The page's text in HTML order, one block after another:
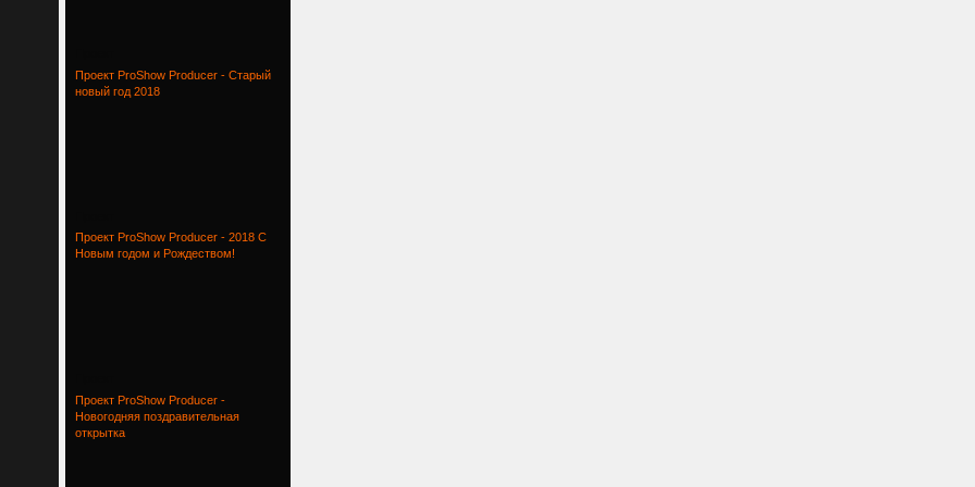
Проект ProShow Producer - Старый
новый год 2018
Проект ProShow Producer - 2018 С
Новым годом и Рождеством!
Проект ProShow Producer -
Новогодняя поздравительная
открытка